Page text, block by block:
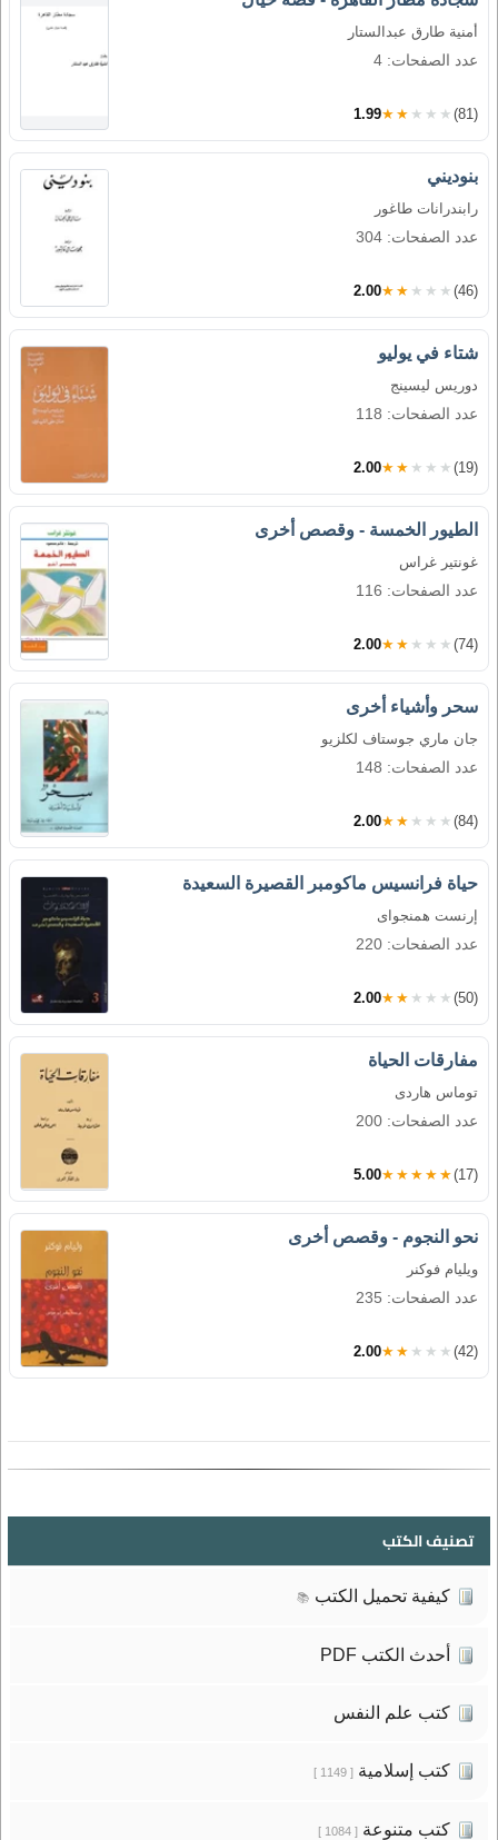
أمنية طارق عبدالستار
عدد الصفحات: 4
1.99★★★★★ (81)
بنوديني
رابندرانات طاغور
عدد الصفحات: 304
2.00★★★★★ (46)
شتاء في يوليو
دوريس ليسينج
عدد الصفحات: 118
2.00★★★★★ (19)
الطيور الخمسة - وقصص أخرى
غونتير غراس
عدد الصفحات: 116
2.00★★★★★ (74)
سحر وأشياء أخرى
جان ماري جوستاف لكلزيو
عدد الصفحات: 148
2.00★★★★★ (84)
حياة فرانسيس ماكومبر القصيرة السعيدة
إرنست همنجواى
عدد الصفحات: 220
2.00★★★★★ (50)
مفارقات الحياة
توماس هاردى
عدد الصفحات: 200
5.00★★★★★(17)
نحو النجوم - وقصص أخرى
ويليام فوكنر
عدد الصفحات: 235
2.00★★★★★ (42)
تصنيف الكتب
كيفية تحميل الكتب 📚
أحدث الكتب PDF
كتب علم النفس
كتب إسلامية[ 1149 ]
كتب متنوعة[ 1084 ]